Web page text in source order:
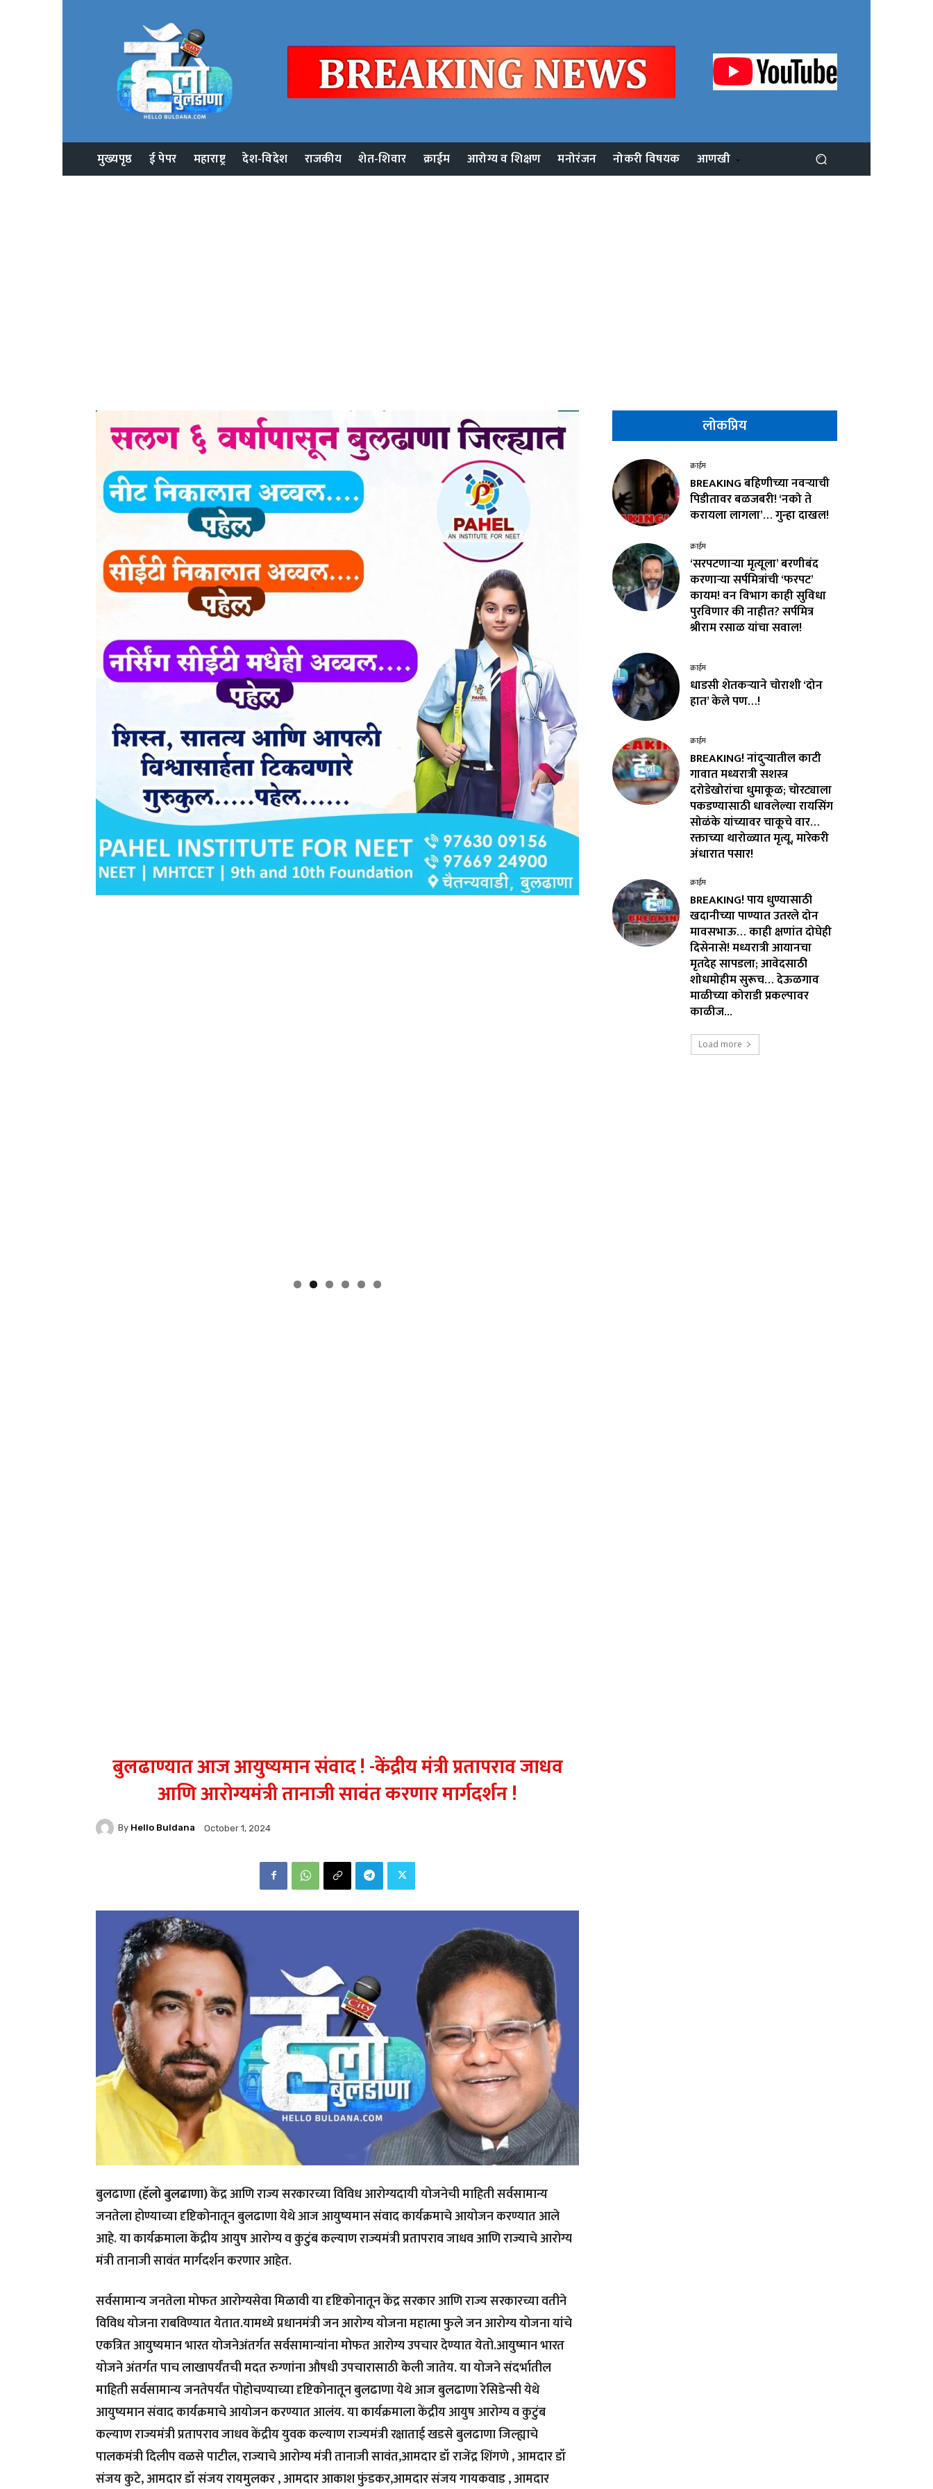
मुख्यपृष्ठ ई पेपर महाराष्ट्र देश-विदेश राजकीय शेत-शिवार क्राईम आरोग्य व शिक्षण मनोरंजन नोकरी विषयक आणखी
बुलढाण्यात आज आयुष्यमान संवाद ! -केंद्रीय मंत्री प्रतापराव जाधव
आणि आरोग्यमंत्री तानाजी सावंत करणार मार्गदर्शन !
By Hello Buldana October 1, 2024
बुलढाणा(हॅलो बुलढाणा)केंद्र आणि राज्य सरकारच्या विविध आरोग्यदायी योजनेची माहिती सर्वसामान्य
जनतेला होण्याच्या दृष्टिकोनातून बुलढाणा येथे आज आयुष्यमान संवाद कार्यक्रमाचे आयोजन करण्यात आले
आहे. या कार्यक्रमाला केंद्रीय आयुष आरोग्य व कुटुंब कल्याण राज्यमंत्री प्रतापराव जाधव आणि राज्याचे आरोग्य
मंत्री तानाजी सावंत मार्गदर्शन करणार आहेत.
सर्वसामान्य जनतेला मोफत आरोग्यसेवा मिळावी या दृष्टिकोनातून केंद्र सरकार आणि राज्य सरकारच्या वतीने
विविध योजना राबविण्यात येतात.यामध्ये प्रधानमंत्री जन आरोग्य योजना महात्मा फुले जन आरोग्य योजना यांचे
एकत्रित आयुष्यमान भारत योजनेअंतर्गत सर्वसामान्यांना मोफत आरोग्य उपचार देण्यात येतो.आयुष्मान भारत
योजने अंतर्गत पाच लाखापर्यंतची मदत रुग्णांना औषधी उपचारासाठी केली जातेय. या योजने संदर्भातील
माहिती सर्वसामान्य जनतेपर्यंत पोहोचण्याच्या दृष्टिकोनातून बुलढाणा येथे आज बुलढाणा रेसिडेन्सी येथे
आयुष्यमान संवाद कार्यक्रमाचे आयोजन करण्यात आलंय. या कार्यक्रमाला केंद्रीय आयुष आरोग्य व कुटुंब
कल्याण राज्यमंत्री प्रतापराव जाधव केंद्रीय युवक कल्याण राज्यमंत्री रक्षाताई खडसे बुलढाणा जिल्ह्याचे
पालकमंत्री दिलीप वळसे पाटील, राज्याचे आरोग्य मंत्री तानाजी सावंत,आमदार डॉ राजेंद्र शिंगणे , आमदार डॉ
संजय कुटे, आमदार डॉ संजय रायमुलकर , आमदार आकाश फुंडकर,आमदार संजय गायकवाड , आमदार
लोकप्रिय
क्राईम
BREAKING बहिणीच्या नवऱ्याची
पिडीतावर बळजबरी! ‘नको ते
करायला लागला’… गुन्हा दाखल!
क्राईम
‘सरपटणाऱ्या मृत्यूला’ बरणीबंद
करणाऱ्या सर्पमित्रांची ‘फरपट’
कायम! वन विभाग काही सुविधा
पुरविणार की नाहीत? सर्पमित्र
श्रीराम रसाळ यांचा सवाल!
क्राईम
धाडसी शेतकऱ्याने चोराशी ‘दोन
हात’ केले पण…!
क्राईम
BREAKING! नांदुऱ्यातील काटी
गावात मध्यरात्री सशस्त्र
दरोडेखोरांचा धुमाकूळ; चोरट्याला
पकडण्यासाठी धावलेल्या रायसिंग
सोळंके यांच्यावर चाकूचे वार…
रक्ताच्या थारोळ्यात मृत्यू, मारेकरी
अंधारात पसार!
क्राईम
BREAKING! पाय धुण्यासाठी
खदानीच्या पाण्यात उतरले दोन
मावसभाऊ… काही क्षणांत दोघेही
दिसेनासे! मध्यरात्री आयानचा
मृतदेह सापडला; आवेदसाठी
शोधमोहीम सुरूच… देऊळगाव
माळीच्या कोराडी प्रकल्पावर
काळीज...
Load more